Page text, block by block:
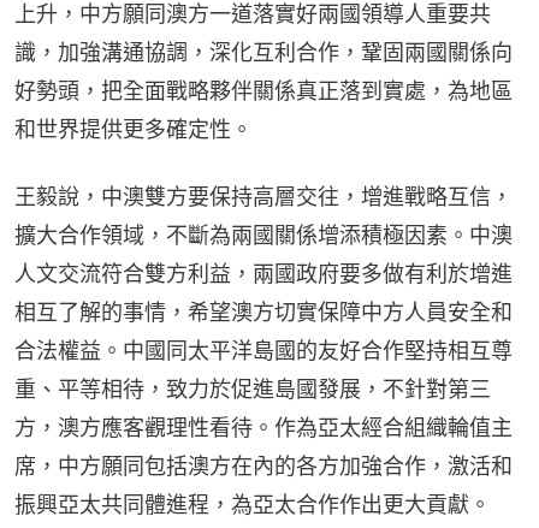
上升，中方願同澳方一道落實好兩國領導人重要共
識，加強溝通協調，深化互利合作，鞏固兩國關係向
好勢頭，把全面戰略夥伴關係真正落到實處，為地區
和世界提供更多確定性。
王毅說，中澳雙方要保持高層交往，增進戰略互信，
擴大合作領域，不斷為兩國關係增添積極因素。中澳
人文交流符合雙方利益，兩國政府要多做有利於增進
相互了解的事情，希望澳方切實保障中方人員安全和
合法權益。中國同太平洋島國的友好合作堅持相互尊
重、平等相待，致力於促進島國發展，不針對第三
方，澳方應客觀理性看待。作為亞太經合組織輪值主
席，中方願同包括澳方在內的各方加強合作，激活和
振興亞太共同體進程，為亞太合作作出更大貢獻。